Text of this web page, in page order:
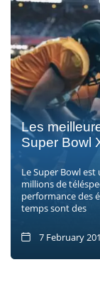
Les
Super Bowl
Le Super Bowl
millions de
performance des
temps sont des
7 February